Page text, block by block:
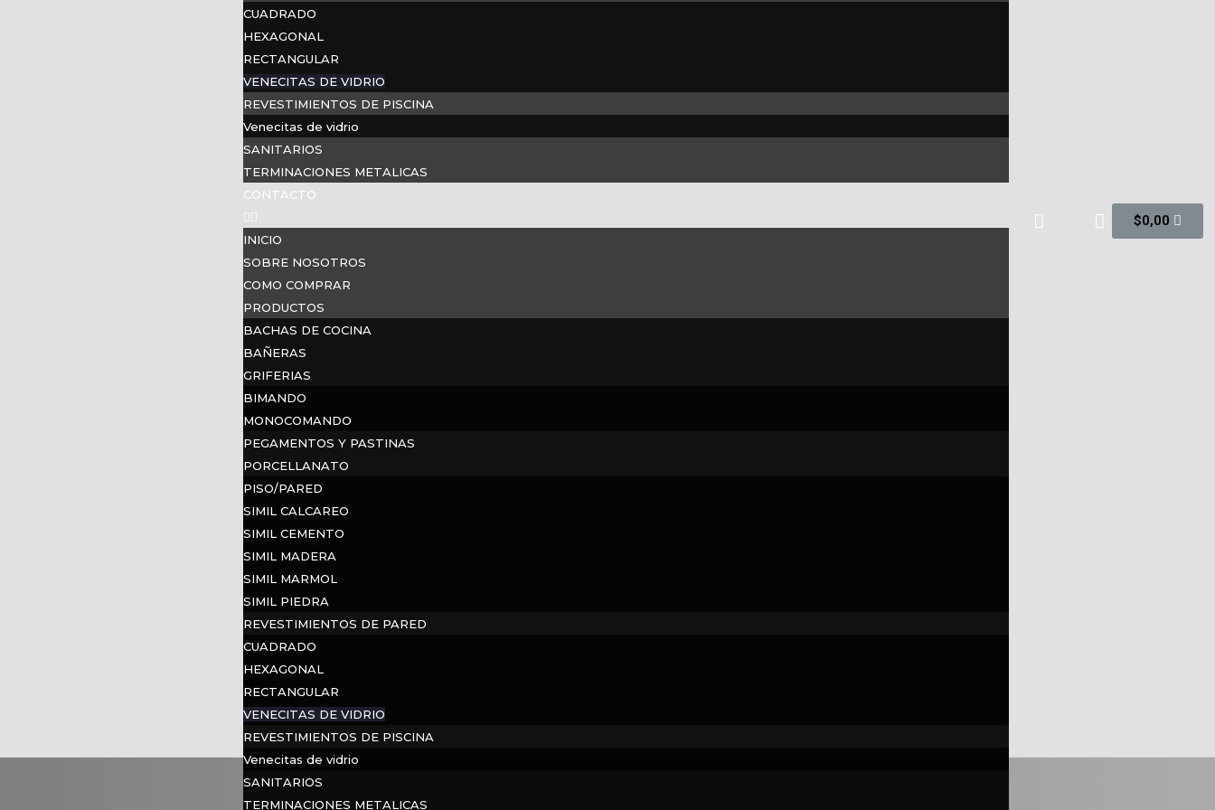
CUADRADO
HEXAGONAL
RECTANGULAR
VENECITAS DE VIDRIO
REVESTIMIENTOS DE PISCINA
Venecitas de vidrio
SANITARIOS
TERMINACIONES METALICAS
CONTACTO
INICIO
SOBRE NOSOTROS
COMO COMPRAR
PRODUCTOS
BACHAS DE COCINA
BAÑERAS
GRIFERIAS
BIMANDO
MONOCOMANDO
PEGAMENTOS Y PASTINAS
PORCELLANATO
PISO/PARED
SIMIL CALCAREO
SIMIL CEMENTO
SIMIL MADERA
SIMIL MARMOL
SIMIL PIEDRA
REVESTIMIENTOS DE PARED
CUADRADO
HEXAGONAL
RECTANGULAR
VENECITAS DE VIDRIO
REVESTIMIENTOS DE PISCINA
Venecitas de vidrio
SANITARIOS
TERMINACIONES METALICAS
$0,00